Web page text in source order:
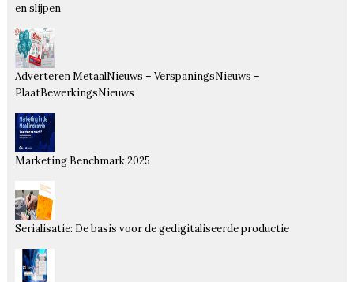
en slijpen
Adverteren MetaalNieuws – VerspaningsNieuws –
PlaatBewerkingsNieuws
Marketing Benchmark 2025
Serialisatie: De basis voor de gedigitaliseerde productie